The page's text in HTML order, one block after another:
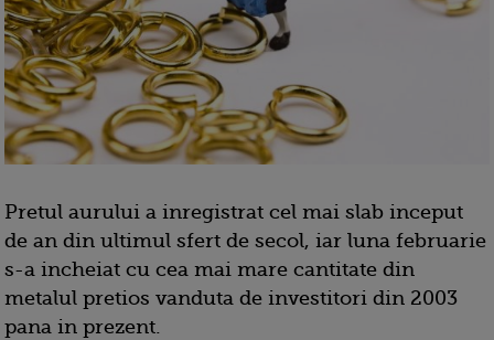
Pretul aurului a inregistrat cel mai slab inceput
de an din ultimul sfert de secol, iar luna februarie
s-a incheiat cu cea mai mare cantitate din
metalul pretios vanduta de investitori din 2003
pana in prezent.